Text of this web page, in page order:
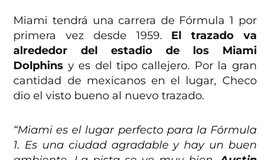
Miami tendrá una carrera de Fórmula 1 por
primera vez desde 1959. El trazado va
alrededor del estadio de los Miami
Dolphins y es del tipo callejero. Por la gran
cantidad de mexicanos en el lugar, Checo
dio el visto bueno al nuevo trazado.
“Miami es el lugar perfecto para la Fórmula
1. Es una ciudad agradable y hay un buen